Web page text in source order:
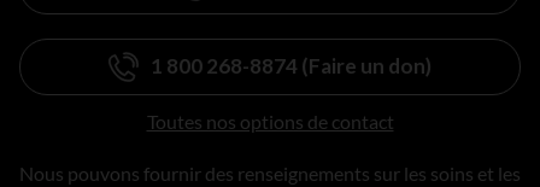
1 800 268-8874 (Faire un don)
Toutes nos options de contact
Nous pouvons fournir des renseignements sur les soins et les